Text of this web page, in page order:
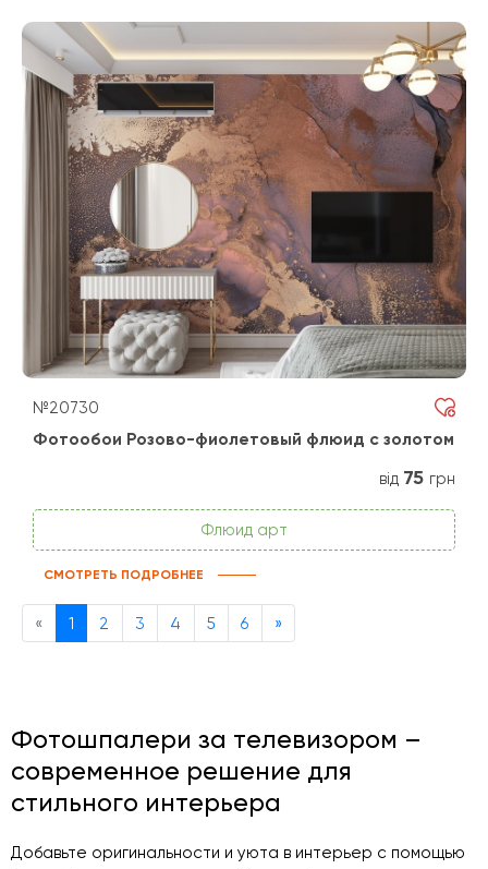
№20730
Фотообои Розово-фиолетовый флюид с золотом
від 75 грн
Флюид арт
СМОТРЕТЬ ПОДРОБНЕЕ
« Previous
1 2 3 4 5 6 »Next
Фотошпалери за телевизором –
современное решение для
стильного интерьера
Добавьте оригинальности и уюта в интерьер с помощью